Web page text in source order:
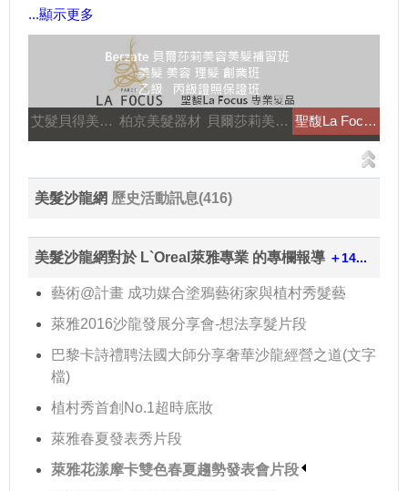
...顯示更多
艾髮貝得美髮系列 柏京美髮器材 貝爾莎莉美髮美容補習 聖馥La Focus
美髮沙龍網 歷史活動訊息(416)
美髮沙龍網對於 L`Oreal萊雅專業 的專欄報導 ＋14...
藝術@計畫 成功媒合塗鴉藝術家與植村秀髮藝
萊雅2016沙龍發展分享會-想法享髮片段
巴黎卡詩禮聘法國大師分享奢華沙龍經營之道(文字
檔)
植村秀首創No.1超時底妝
萊雅春夏發表秀片段
萊雅花漾摩卡雙色春夏趨勢發表會片段